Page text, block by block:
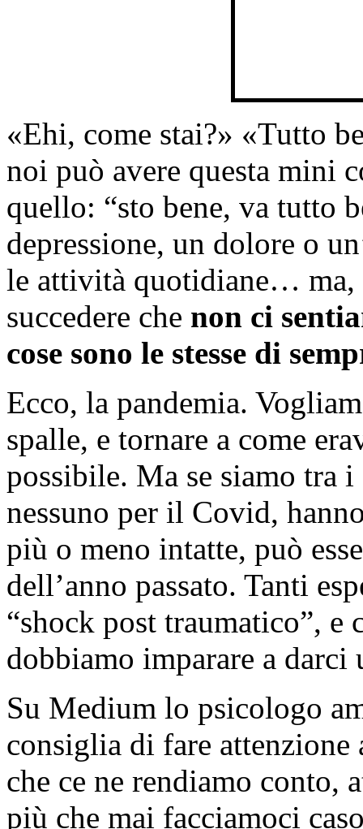
«Ehi, come stai?» «Tutto
noi può avere questa mini
quello: “sto bene, va tutto
depressione, un dolore o
le attività quotidiane… ma,
succedere che non ci
cose sono le stesse di
Ecco, la pandemia.
spalle, e tornare a come
possibile. Ma se siamo tra
nessuno per il Covid,
più o meno intatte, può
dell’anno passato. Tanti
“shock post traumatico”,
dobbiamo imparare a darci
Su Medium lo psicologo
consiglia di fare attenzione
che ce ne rendiamo conto,
più che mai facciamoci